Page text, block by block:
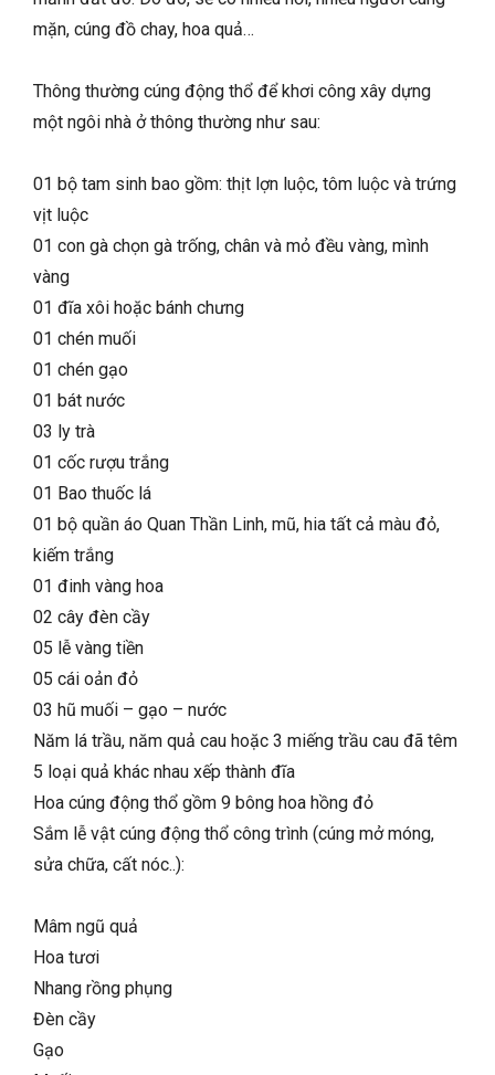
mặn, cúng đồ chay, hoa quả…
Thông thường cúng động thổ để khơi công xây dựng
một ngôi nhà ở thông thường như sau:
01 bộ tam sinh bao gồm: thịt lợn luộc, tôm luộc và trứng
vịt luộc
01 con gà chọn gà trống, chân và mỏ đều vàng, mình
vàng
01 đĩa xôi hoặc bánh chưng
01 chén muối
01 chén gạo
01 bát nước
03 ly trà
01 cốc rượu trắng
01 Bao thuốc lá
01 bộ quần áo Quan Thần Linh, mũ, hia tất cả màu đỏ,
kiếm trắng
01 đinh vàng hoa
02 cây đèn cầy
05 lễ vàng tiền
05 cái oản đỏ
03 hũ muối – gạo – nước
Năm lá trầu, năm quả cau hoặc 3 miếng trầu cau đã têm
5 loại quả khác nhau xếp thành đĩa
Hoa cúng động thổ gồm 9 bông hoa hồng đỏ
Sắm lễ vật cúng động thổ công trình (cúng mở móng,
sửa chữa, cất nóc..):
Mâm ngũ quả
Hoa tươi
Nhang rồng phụng
Đèn cầy
Gạo